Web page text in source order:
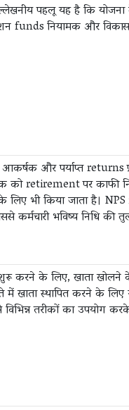
पहलू यह है कि योजना
funds नियामक और
और पर्याप्त returns
को retirement पर काफी
भी किया जाता है।
कर्मचारी भविष्य निधि
करने के लिए, खाता
में खाता स्थापित करने के
तरीकों का उपयोग